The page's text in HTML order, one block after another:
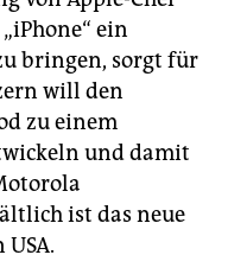
ein
bringen, sorgt für
will den
zu einem
und damit
ist das neue